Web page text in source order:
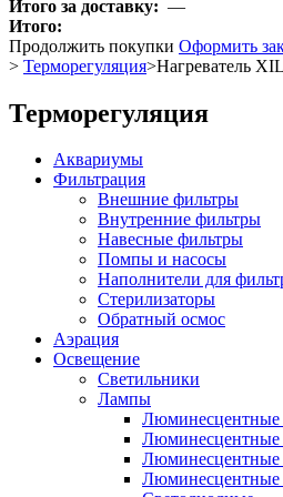
Итого за доставку: —
Итого:
Продолжить покупки Оформить
> Терморегуляция>Нагреватель
Терморегуляция
Аквариумы
Фильтрация
Внешние фильтры
Внутренние фильтры
Навесные фильтры
Помпы и насосы
Наполнители для
Стерилизаторы
Обратный осмос
Аэрация
Освещение
Светильники
Лампы
Люминесцентные
Люминесцентные
Люминесцентные
Люминесцентные